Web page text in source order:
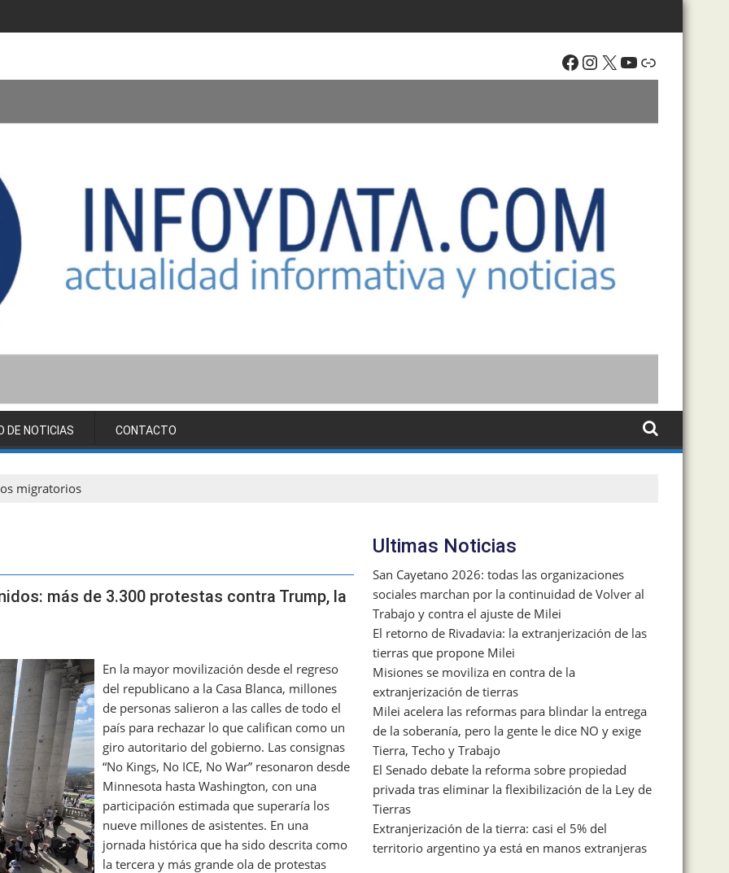
Facebook
Instagram
X YouTube
Enlace
DE NOTICIAS CONTACTO
migratorios
más de 3.300 protestas contra Trump, la
En la mayor movilización desde el regreso
del republicano a la Casa Blanca, millones
de personas salieron a las calles de todo el
país para rechazar lo que califican como un
giro autoritario del gobierno. Las consignas
“No Kings, No ICE, No War” resonaron desde
Minnesota hasta Washington, con una
participación estimada que superaría los
nueve millones de asistentes. En una
jornada histórica que ha sido descrita como
la tercera y más grande ola de protestas
Ultimas Noticias
San Cayetano 2026: todas las organizaciones
sociales marchan por la continuidad de Volver al
Trabajo y contra el ajuste de Milei
El retorno de Rivadavia: la extranjerización de las
tierras que propone Milei
Misiones se moviliza en contra de la
extranjerización de tierras
Milei acelera las reformas para blindar la entrega
de la soberanía, pero la gente le dice NO y exige
Tierra, Techo y Trabajo
El Senado debate la reforma sobre propiedad
privada tras eliminar la flexibilización de la Ley de
Tierras
Extranjerización de la tierra: casi el 5% del
territorio argentino ya está en manos extranjeras